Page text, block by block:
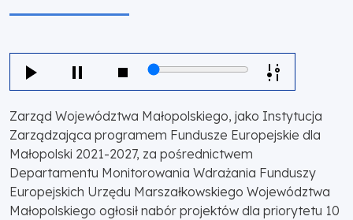
Zarząd Województwa Małopolskiego, jako Instytucja
Zarządzająca programem Fundusze Europejskie dla
Małopolski 2021-2027, za pośrednictwem
Departamentu Monitorowania Wdrażania Funduszy
Europejskich Urzędu Marszałkowskiego Województwa
Małopolskiego ogłosił nabór projektów dla priorytetu 10